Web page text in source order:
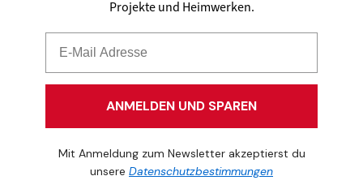
Projekte und Heimwerken.
ANMELDEN UND SPAREN
Mit Anmeldung zum Newsletter akzeptierst du
unsere Datenschutzbestimmungen